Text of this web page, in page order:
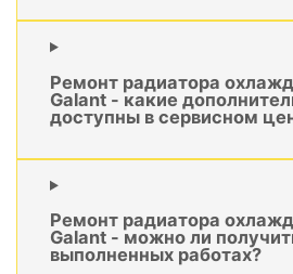
Ремонт радиатора
Galant - какие
доступны в сервисном
Ремонт радиатора
Galant - можно ли
выполненных работах?